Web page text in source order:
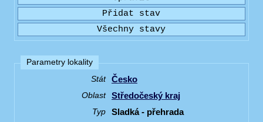
Parametry lokality
Stát
Česko
Oblast Středočeský kraj
Typ Sladká - přehrada